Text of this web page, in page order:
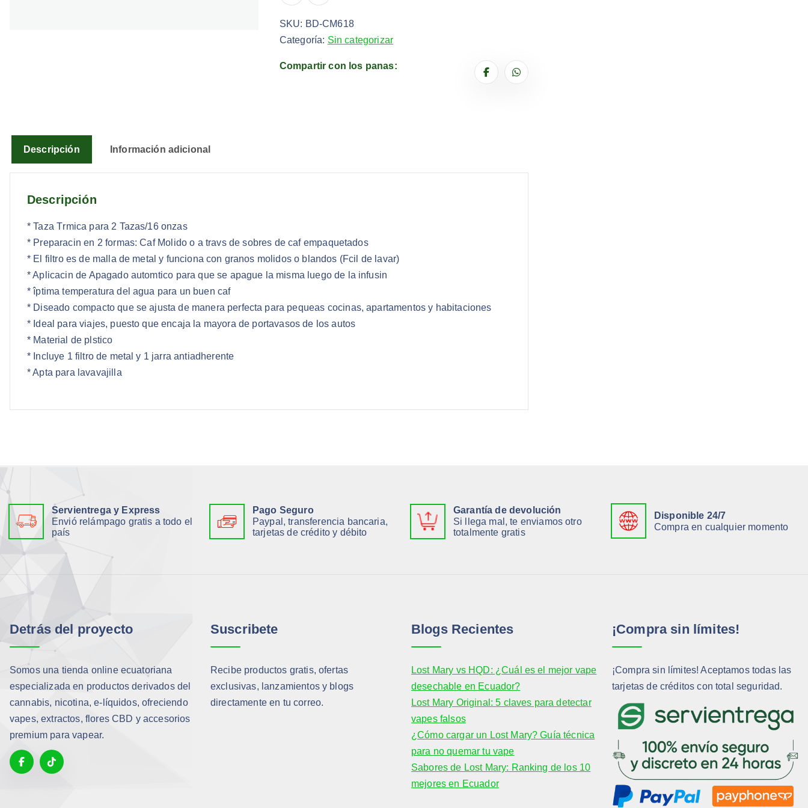
SKU: BD-CM618
Categoría: Sin categorizar
Compartir con los panas:
Descripción Información adicional
Descripción
* Taza Trmica para 2 Tazas/16 onzas
* Preparacin en 2 formas: Caf Molido o a travs de sobres de caf empaquetados
* El filtro es de malla de metal y funciona con granos molidos o blandos (Fcil de lavar)
* Aplicacin de Apagado automtico para que se apague la misma luego de la infusin
* îptima temperatura del agua para un buen caf
* Diseado compacto que se ajusta de manera perfecta para pequeas cocinas, apartamentos y habitaciones
* Ideal para viajes, puesto que encaja la mayora de portavasos de los autos
* Material de plstico
* Incluye 1 filtro de metal y 1 jarra antiadherente
* Apta para lavavajilla
Servientrega y Express
Envió relámpago gratis a todo el
país
Pago Seguro
Paypal, transferencia bancaria,
tarjetas de crédito y débito
Garantía de devolución
Si llega mal, te enviamos otro
totalmente gratis
Disponible 24/7
Compra en cualquier momento
Detrás del proyecto
Somos una tienda online ecuatoriana
especializada en productos derivados del
cannabis, nicotina, e-líquidos, ofreciendo
vapes, extractos, flores CBD y accesorios
premium para vapear.
Suscribete
Recibe productos gratis, ofertas
exclusivas, lanzamientos y blogs
directamente en tu correo.
Blogs Recientes
Lost Mary vs HQD: ¿Cuál es el mejor vape
desechable en Ecuador?
Lost Mary Original: 5 claves para detectar
vapes falsos
¿Cómo cargar un Lost Mary? Guía técnica
para no quemar tu vape
Sabores de Lost Mary: Ranking de los 10
mejores en Ecuador
¡Compra sin límites!
¡Compra sin límites! Aceptamos todas las
tarjetas de créditos con total seguridad.